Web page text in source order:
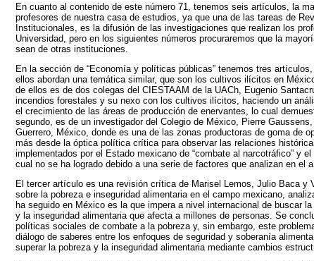
En cuanto al contenido de este número 71, tenemos seis artículos, la
profesores de nuestra casa de estudios, ya que una de las tareas de
Institucionales, es la difusión de las investigaciones que realizan los
Universidad, pero en los siguientes números procuraremos que la
sean de otras instituciones.
En la sección de “Economía y políticas públicas” tenemos tres
ellos abordan una temática similar, que son los cultivos ilícitos en
de ellos es de dos colegas del CIESTAAM de la UACh, Eugenio
incendios forestales y su nexo con los cultivos ilícitos, haciendo un
el crecimiento de las áreas de producción de enervantes, lo cual
segundo, es de un investigador del Colegio de México, Pierre
Guerrero, México, donde es una de las zonas productoras de goma de
más desde la óptica política crítica para observar las relaciones
implementados por el Estado mexicano de “combate al narcotráfico” y
cual no se ha logrado debido a una serie de factores que analizan en el
El tercer artículo es una revisión crítica de Marisel Lemos, Julio Baca y
sobre la pobreza e inseguridad alimentaria en el campo mexicano,
ha seguido en México es la que impera a nivel internacional de buscar
y la inseguridad alimentaria que afecta a millones de personas. Se
políticas sociales de combate a la pobreza y, sin embargo, este
diálogo de saberes entre los enfoques de seguridad y soberanía
superar la pobreza y la inseguridad alimentaria mediante cambios